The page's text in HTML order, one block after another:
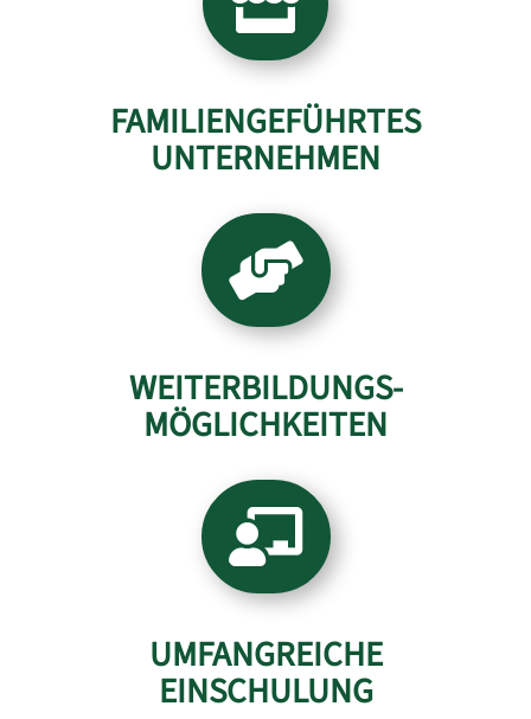
FAMILIENGEFÜHRTES
UNTERNEHMEN

WEITERBILDUNGS-
MÖGLICHKEITEN

UMFANGREICHE
EINSCHULUNG